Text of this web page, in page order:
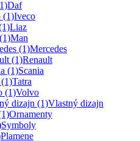
Daf
Iveco
Liaz
Man
Mercedes
Renault
Scania
Tatra
Volvo
Vlastný dizajn
Ornamenty
Symboly
Plamene